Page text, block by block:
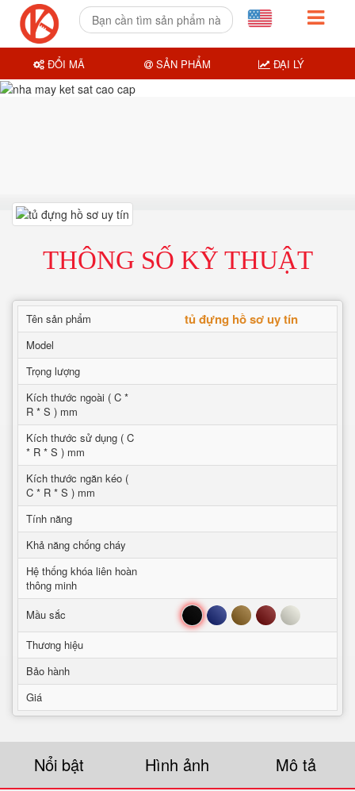
THÔNG SỐ KỸ THUẬT
Tên sản phẩm tủ đựng hồ sơ uy tín
Model
Trọng lượng
Kích thước ngoài ( C *
R * S ) mm
Kích thước sử dụng ( C
* R * S ) mm
Kích thước ngăn kéo (
C * R * S ) mm
Tính năng
Khả năng chống cháy
Hệ thống khóa liên hoàn
thông minh
Mầu sắc
Đen Xanh Nâu Đỏ Trắng
Thương hiệu
Bảo hành
Giá
Nổi bật Hình ảnh Mô tả
ĐỔI MÃ SẢN PHẨM ĐẠI LÝ